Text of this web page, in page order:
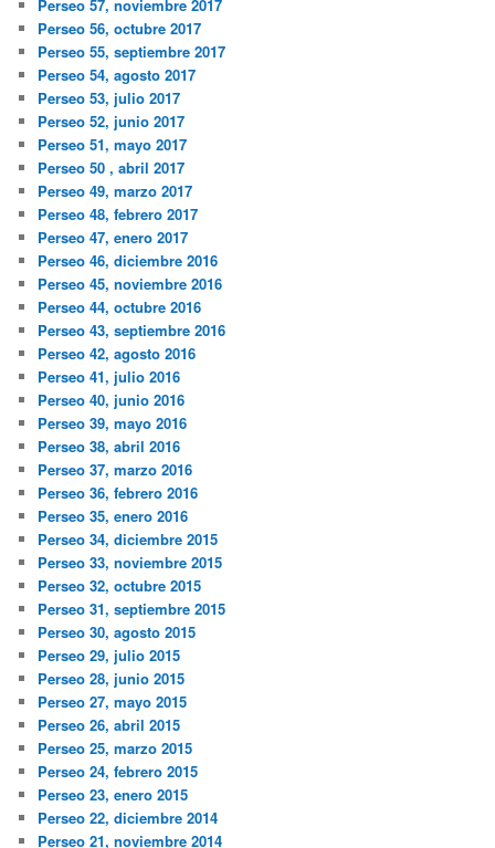
Perseo 57, noviembre 2017
Perseo 56, octubre 2017
Perseo 55, septiembre 2017
Perseo 54, agosto 2017
Perseo 53, julio 2017
Perseo 52, junio 2017
Perseo 51, mayo 2017
Perseo 50 , abril 2017
Perseo 49, marzo 2017
Perseo 48, febrero 2017
Perseo 47, enero 2017
Perseo 46, diciembre 2016
Perseo 45, noviembre 2016
Perseo 44, octubre 2016
Perseo 43, septiembre 2016
Perseo 42, agosto 2016
Perseo 41, julio 2016
Perseo 40, junio 2016
Perseo 39, mayo 2016
Perseo 38, abril 2016
Perseo 37, marzo 2016
Perseo 36, febrero 2016
Perseo 35, enero 2016
Perseo 34, diciembre 2015
Perseo 33, noviembre 2015
Perseo 32, octubre 2015
Perseo 31, septiembre 2015
Perseo 30, agosto 2015
Perseo 29, julio 2015
Perseo 28, junio 2015
Perseo 27, mayo 2015
Perseo 26, abril 2015
Perseo 25, marzo 2015
Perseo 24, febrero 2015
Perseo 23, enero 2015
Perseo 22, diciembre 2014
Perseo 21, noviembre 2014